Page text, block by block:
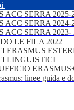
ACC SERRA 2025-
ACC SERRA 2024-
ACC SERRA 2023-
LE FILA 2022
ERASMUS
LINGUISTICI
linee guida e